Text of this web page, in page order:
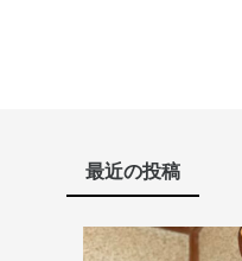
最近の投稿